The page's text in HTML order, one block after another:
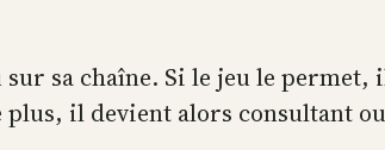
sa chaîne. Si le jeu le
plus, il devient alors consultant